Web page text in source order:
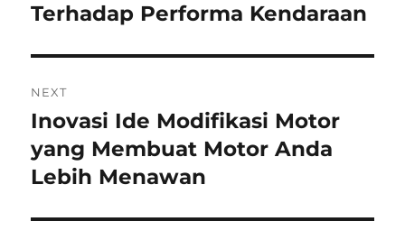
post:
Terhadap Performa Kendaraan
NEXT
Next
post:
Inovasi Ide Modifikasi Motor
yang Membuat Motor Anda
Lebih Menawan